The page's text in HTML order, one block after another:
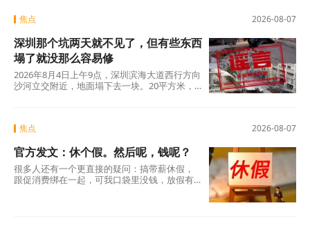
年。
2026-08-07
焦点
深圳那个坑两天就不见了，但有些东西
塌了就没那么容易修
2026年8月4日上午9点，深圳滨海大道西行方向
沙河立交附近，地面塌下去一块。20平方米，
2026-08-07
焦点
官方发文：休个假。然后呢，钱呢？
很多人还有一个更直接的疑问：搞带薪休假，
跟促消费绑在一起，可我口袋里没钱，放假有